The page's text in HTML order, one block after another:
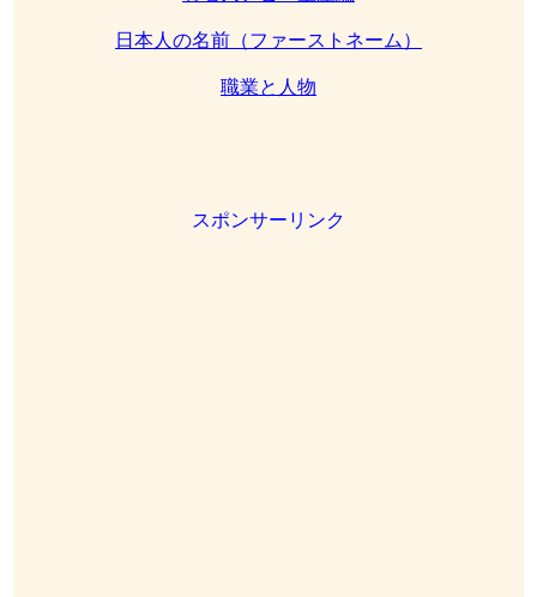
日本人の名前（ファーストネーム）
職業と人物
スポンサーリンク